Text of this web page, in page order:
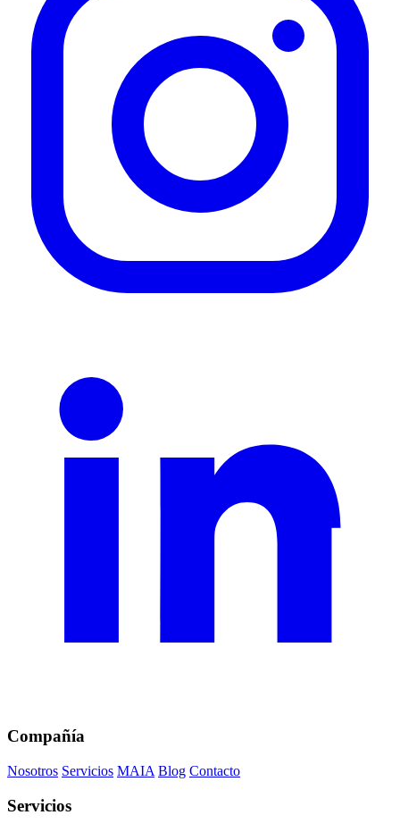
Compañía
Nosotros Servicios MAIA Blog Contacto
Servicios